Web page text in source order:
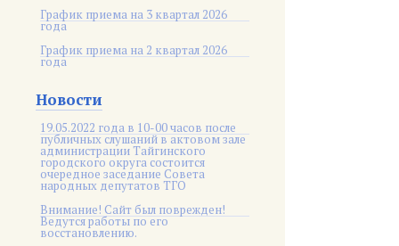
График приема на 3 квартал 2026
года
График приема на 2 квартал 2026
года
Новости
19.05.2022 года в 10-00 часов после
публичных слушаний в актовом зале
администрации Тайгинского
городского округа состоится
очередное заседание Совета
народных депутатов ТГО
Внимание! Сайт был поврежден!
Ведутся работы по его
восстановлению.